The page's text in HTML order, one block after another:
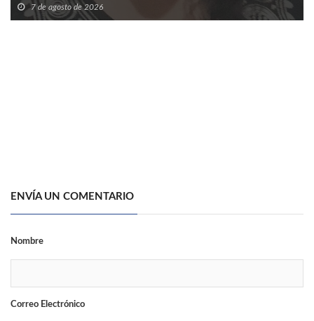
7 de agosto de 2026
ENVÍA UN COMENTARIO
Nombre
Correo Electrónico